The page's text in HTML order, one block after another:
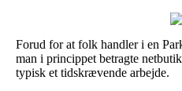
Forud for at folk handler i en
man i princippet betragte
typisk et tidskrævende arbejde.